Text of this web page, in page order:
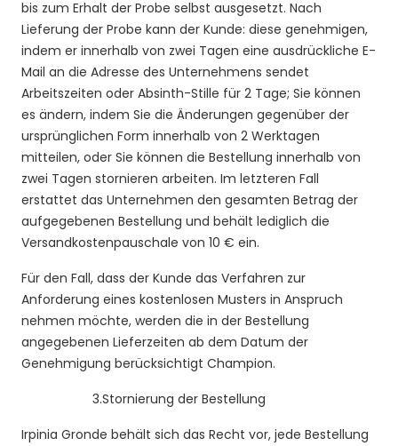
bis zum Erhalt der Probe selbst ausgesetzt. Nach
Lieferung der Probe kann der Kunde: diese genehmigen,
indem er innerhalb von zwei Tagen eine ausdrückliche E-
Mail an die Adresse des Unternehmens sendet
Arbeitszeiten oder Absinth-Stille für 2 Tage; Sie können
es ändern, indem Sie die Änderungen gegenüber der
ursprünglichen Form innerhalb von 2 Werktagen
mitteilen, oder Sie können die Bestellung innerhalb von
zwei Tagen stornieren arbeiten. Im letzteren Fall
erstattet das Unternehmen den gesamten Betrag der
aufgegebenen Bestellung und behält lediglich die
Versandkostenpauschale von 10 € ein.
Für den Fall, dass der Kunde das Verfahren zur
Anforderung eines kostenlosen Musters in Anspruch
nehmen möchte, werden die in der Bestellung
angegebenen Lieferzeiten ab dem Datum der
Genehmigung berücksichtigt Champion.
3.Stornierung der Bestellung
Irpinia Gronde behält sich das Recht vor, jede Bestellung